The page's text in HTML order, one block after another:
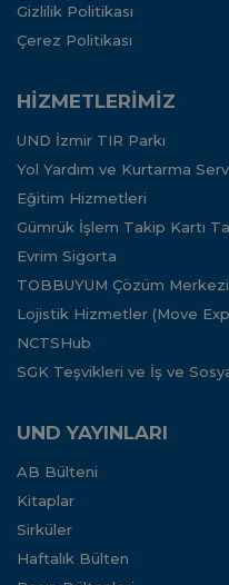
Gizlilik Politikası
Çerez Politikası
HİZMETLERİMİZ
UND İzmir TIR Parkı
Yol Yardım ve Kurtarma
Eğitim Hizmetleri
Gümrük İşlem Takip Kartı
Evrim Sigorta
TOBBUYUM Çözüm Merkezi
Lojistik Hizmetler (Move
NCTSHub
SGK Teşvikleri ve İş ve
UND YAYINLARI
AB Bülteni
Kitaplar
Sirküler
Haftalık Bülten